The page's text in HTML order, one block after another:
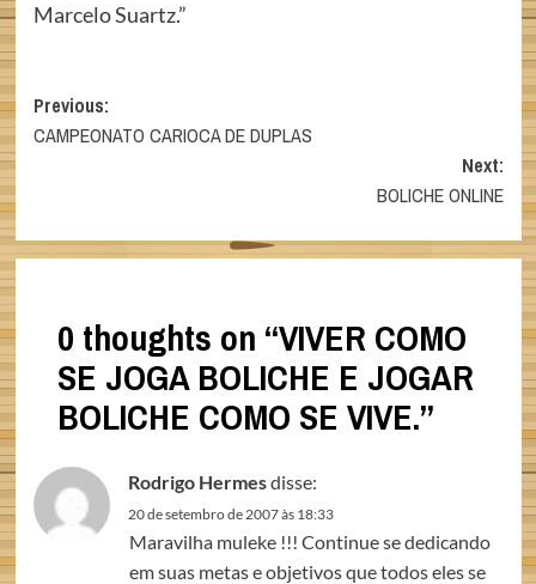
Marcelo Suartz.”
Post
navigation
Previous:
CAMPEONATO CARIOCA DE DUPLAS
Next:
BOLICHE ONLINE
0 thoughts on “VIVER COMO
SE JOGA BOLICHE E JOGAR
BOLICHE COMO SE VIVE.”
Rodrigo Hermesdisse:
20 de setembro de 2007 às 18:33
Maravilha muleke !!! Continue se dedicando
em suas metas e objetivos que todos eles se